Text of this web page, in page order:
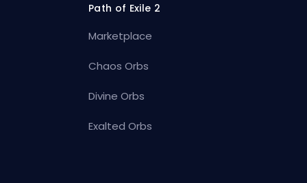
Path of Exile 2
Marketplace
Chaos Orbs
Divine Orbs
Exalted Orbs